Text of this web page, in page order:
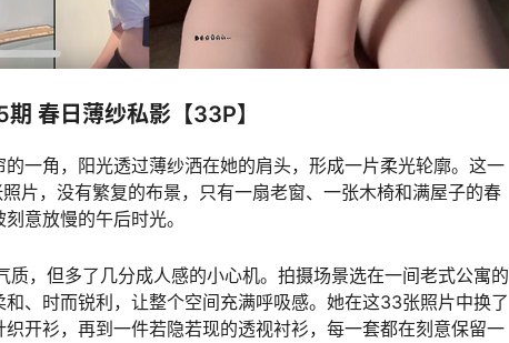
春日薄纱私影【33P】
一角，阳光透过薄纱洒在她的肩头，形成一片柔光轮廓。这一
片，没有繁复的布景，只有一扇老窗、一张木椅和满屋子的春
意放慢的午后时光。
质，但多了几分成人感的小心机。拍摄场景选在一间老式公寓的
、时而锐利，让整个空间充满呼吸感。她在这33张照片中换了
开衫，再到一件若隐若现的透视衬衫，每一套都在刻意保留一